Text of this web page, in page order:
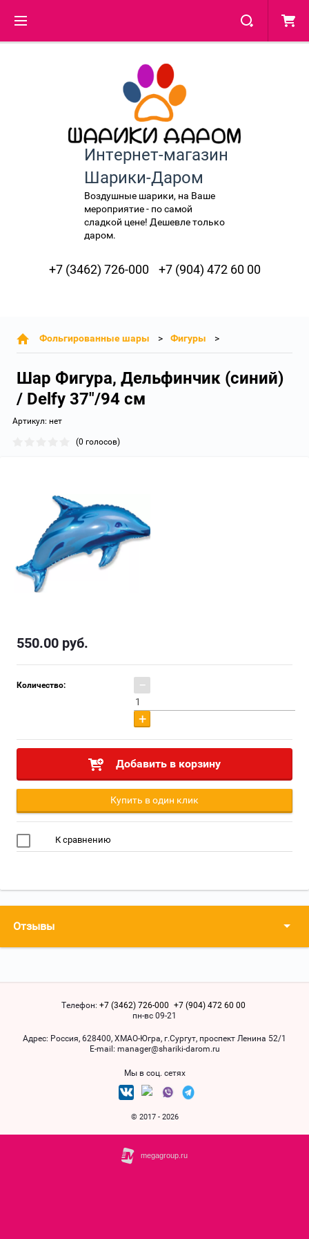
Интернет-магазин
Шарики-Даром
Воздушные шарики, на Ваше
мероприятие - по самой
сладкой цене! Дешевле только
даром.
+7 (3462) 726-000 +7 (904) 472 60 00
Фольгированные шары Фигуры
Шар Фигура, Дельфинчик (синий)
/ Delfy 37"/94 см
Артикул: нет
(0 голосов)
550.00 руб.
Количество: −
+
Добавить в корзину
Купить в один клик
К сравнению
Отзывы
Телефон: +7 (3462) 726-000 +7 (904) 472 60 00
пн-вс 09-21
Адрес: Россия, 628400, ХМАO-Югра, г.Сургут, проспект Ленина 52/1
Е-mail: manager@shariki-darom.ru
Мы в соц. сетях
© 2017 - 2026